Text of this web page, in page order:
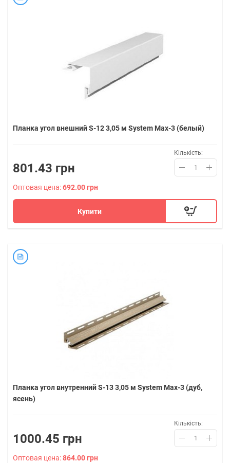
Планка угол внешний S-12 3,05 м System Max-3 (белый)
801.43 грн
Кількість:
Оптовая цена:692.00 грн
Купити
Планка угол внутренний S-13 3,05 м System Max-3 (дуб,
ясень)
1000.45 грн
Кількість:
Оптовая цена:864.00 грн